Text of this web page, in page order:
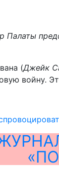
Палаты
(Джейк
войну.